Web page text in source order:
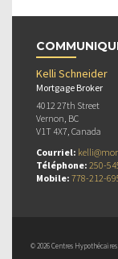
Kelli Schneider
Mortgage Broker
4012 27th Street
Vernon, BC
V1T 4X7, Canada
Courriel:
Téléphone: 250-
Mobile: 778-212-
© 2026 Centres